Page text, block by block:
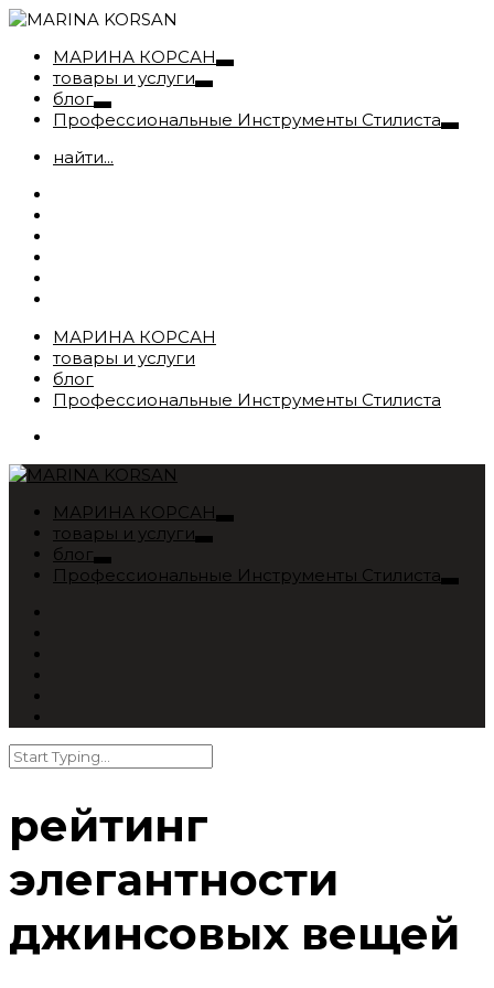
МАРИНА КОРСАН
товары и услуги
блог
Профессиональные Инструменты Стилиста
найти...
МАРИНА КОРСАН
товары и услуги
блог
Профессиональные Инструменты Стилиста
МАРИНА КОРСАН
товары и услуги
блог
Профессиональные Инструменты Стилиста
рейтинг
элегантности
джинсовых вещей